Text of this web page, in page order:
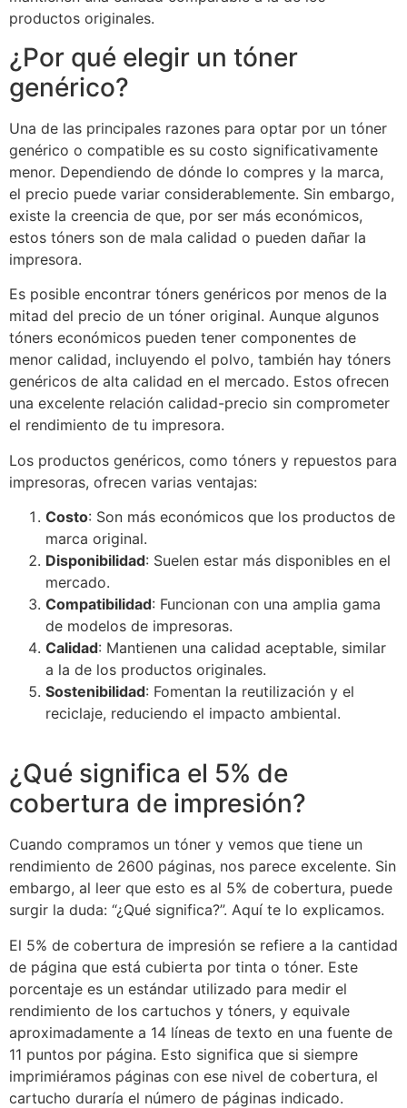
productos originales.
¿Por qué elegir un tóner
genérico?
Una de las principales razones para optar por un tóner
genérico o compatible es su costo significativamente
menor. Dependiendo de dónde lo compres y la marca,
el precio puede variar considerablemente. Sin embargo,
existe la creencia de que, por ser más económicos,
estos tóners son de mala calidad o pueden dañar la
impresora.
Es posible encontrar tóners genéricos por menos de la
mitad del precio de un tóner original. Aunque algunos
tóners económicos pueden tener componentes de
menor calidad, incluyendo el polvo, también hay tóners
genéricos de alta calidad en el mercado. Estos ofrecen
una excelente relación calidad-precio sin comprometer
el rendimiento de tu impresora.
Los productos genéricos, como tóners y repuestos para
impresoras, ofrecen varias ventajas:
Costo: Son más económicos que los productos de
marca original.
Disponibilidad: Suelen estar más disponibles en el
mercado.
Compatibilidad: Funcionan con una amplia gama
de modelos de impresoras.
Calidad: Mantienen una calidad aceptable, similar
a la de los productos originales.
Sostenibilidad: Fomentan la reutilización y el
reciclaje, reduciendo el impacto ambiental.
¿Qué significa el 5% de
cobertura de impresión?
Cuando compramos un tóner y vemos que tiene un
rendimiento de 2600 páginas, nos parece excelente. Sin
embargo, al leer que esto es al 5% de cobertura, puede
surgir la duda: “¿Qué significa?”. Aquí te lo explicamos.
El 5% de cobertura de impresión se refiere a la cantidad
de página que está cubierta por tinta o tóner. Este
porcentaje es un estándar utilizado para medir el
rendimiento de los cartuchos y tóners, y equivale
aproximadamente a 14 líneas de texto en una fuente de
11 puntos por página. Esto significa que si siempre
imprimiéramos páginas con ese nivel de cobertura, el
cartucho duraría el número de páginas indicado.